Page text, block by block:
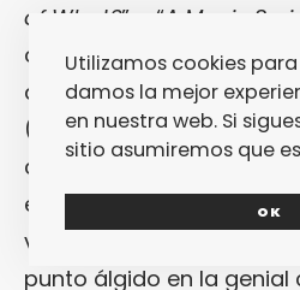
of What?” o “ A Movie
otras muchas incluidas
álbumes. Vino después «
(Barsuk, 2003), disco
como su mejor creación
esa perfecta catarsis
voz de
punto álgido en la genial
Utilizamos cookies
damos la mejor
en nuestra web. Si
sitio asumiremos que
OK